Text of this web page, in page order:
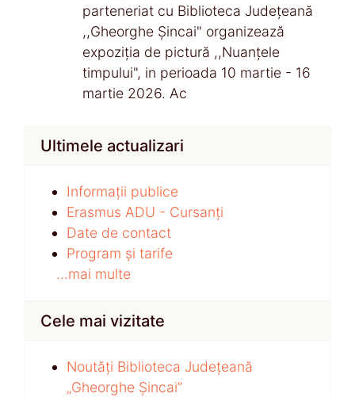
parteneriat cu Biblioteca Județeană
,,Gheorghe Șincai" organizează
expoziția de pictură ,,Nuanțele
timpului", in perioada 10 martie - 16
martie 2026. Ac
Ultimele actualizari
Informații publice
Erasmus ADU - Cursanți
Date de contact
Program și tarife
...mai multe
Cele mai vizitate
Noutăți Biblioteca Județeană
„Gheorghe Șincai”